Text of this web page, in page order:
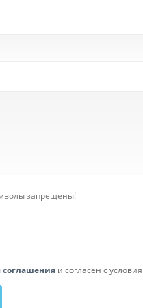
запрещены!
соглашения и согласен с